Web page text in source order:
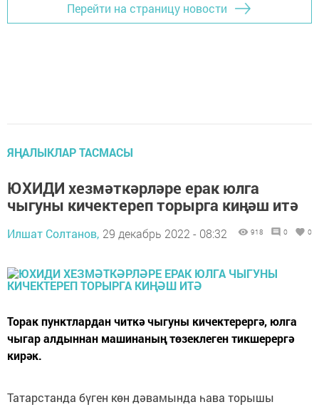
Перейти на страницу новости
ЯҢАЛЫКЛАР ТАСМАСЫ
ЮХИДИ хезмәткәрләре ерак юлга
чыгуны кичектереп торырга киңәш итә
Илшат Солтанов, 29 декабрь 2022 - 08:32 918 0 0
Торак пунктлардан читкә чыгуны кичектерергә, юлга
чыгар алдыннан машинаның төзеклеген тикшерергә
кирәк.
Татарстанда бүген көн дәвамында һава торышы